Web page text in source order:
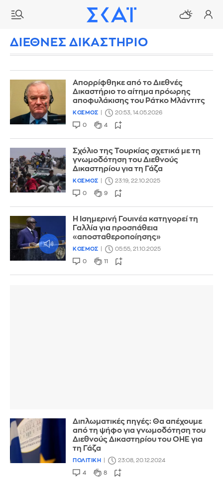
ΔΙΕΘΝΕΣ ΔΙΚΑΣΤΗΡΙΟ
Απορρίφθηκε από το Διεθνές
Δικαστήριο το αίτημα πρόωρης
αποφυλάκισης του Ράτκο Μλάντιτς
ΚΟΣΜΟΣ 20:53, 14.05.2026
0 4
Σχόλιο της Τουρκίας σχετικά με τη
γνωμοδότηση του Διεθνούς
Δικαστηρίου για τη Γάζα
ΚΟΣΜΟΣ 23:19, 22.10.2025
0 9
Η Ισημερινή Γουινέα κατηγορεί τη
Γαλλία για προσπάθεια
«αποσταθεροποίησης»
ΚΟΣΜΟΣ 05:55, 21.10.2025
0 11
Διπλωματικές πηγές: Θα απέχουμε
από τη ψήφο για γνωμοδότηση του
Διεθνούς Δικαστηρίου του ΟΗΕ για
τη Γάζα
ΠΟΛΙΤΙΚΗ 23:08, 20.12.2024
4 8